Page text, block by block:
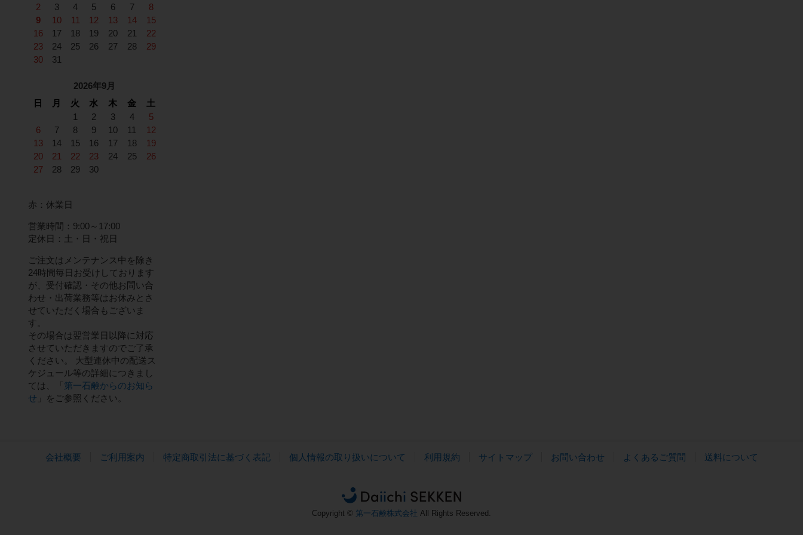
2 3 4 5 6 7
8
9
10 11 12 13 14
15
16
17 18 19 20 21
22
23
24 25 26 27 28
29
30
31
2026年9月
日
月 火 水 木 金
土
1
2 3 4
5
6
7 8 9 10 11
12
13
14 15 16 17 18
19
20
21 22 23 24 25
26
27
28 29 30
赤：休業日
営業時間：9:00～17:00
定休日：土・日・祝日
ご注文はメンテナンス中を除き
24時間毎日お受けしております
が、受付確認・その他お問い合
わせ・出荷業務等はお休みとさ
せていただく場合もございま
す。
その場合は翌営業日以降に対応
させていただきますのでご了承
ください。 大型連休中の配送ス
ケジュール等の詳細につきまし
ては、「 第一石鹸からのお知ら
せ 」をご参照ください。
会社概要 ご利用案内 特定商取引法に基づく表記 個人情報の取り扱いについて 利用規約 サイトマップ お問い合わせ よくあるご質問 送料について
Copyright © 第一石鹸株式会社 All Rights Reserved.